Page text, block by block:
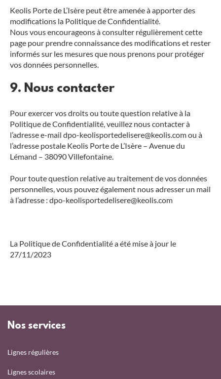
Keolis Porte de L’Isère peut être amenée à apporter des
modifications la Politique de Confidentialité.
Nous vous encourageons à consulter régulièrement cette
page pour prendre connaissance des modifications et rester
informés sur les mesures que nous prenons pour protéger
vos données personnelles.
9. Nous contacter
Pour exercer vos droits ou toute question relative à la
Politique de Confidentialité, veuillez nous contacter à
l’adresse e-mail dpo-keolisportedelisere@keolis.com ou à
l’adresse postale Keolis Porte de L’Isère – Avenue du
Lémand – 38090 Villefontaine.
Pour toute question relative au traitement de vos données
personnelles, vous pouvez également nous adresser un mail
à l’adresse : dpo-keolisportedelisere@keolis.com
La Politique de Confidentialité a été mise à jour le
27/11/2023
Nos services
Lignes régulières
Lignes scolaires